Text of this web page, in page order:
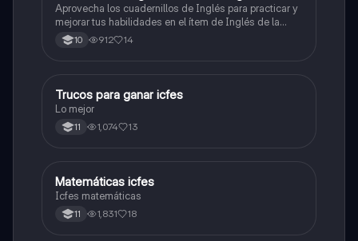
Aprovecha los cuadernillos de Inglés para practicar y
mejorar tus habilidades en el ítem de Inglés de la
Prueba Saber 11. 🫡
10 912 14
Química
Trucos para ganar icfes
Lo mejor
11 1,074 13
ICFES: Matemáticas
Matemáticas icfes
Icfes matemáticas
11 1,831 18